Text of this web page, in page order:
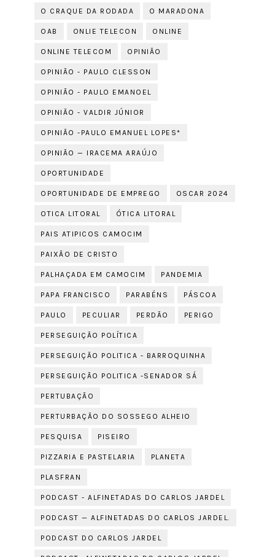
O CRAQUE DA RODADA O MARADONA
OAB ONLIE TELECON ONLINE
ONLINE TELECOM OPINIÃO
OPINIÃO - PAULO CLESSON
OPINIÃO - PAULO EMANOEL
OPINIÃO - VALDIR JÚNIOR
OPINIÃO -PAULO EMANUEL LOPES*
OPINIÃO — IRACEMA ARAÚJO
OPORTUNIDADE
OPORTUNIDADE DE EMPREGO OSCAR 2024
OTICA LITORAL ÓTICA LITORAL
PAIS ATIPICOS CAMOCIM
PAIXÃO DE CRISTO
PALHAÇADA EM CAMOCIM PANDEMIA
PAPA FRANCISCO PARABÉNS PÁSCOA
PAULO PECULIAR PERDÃO PERIGO
PERSEGUIÇÃO POLÍTICA
PERSEGUIÇÃO POLITICA - BARROQUINHA
PERSEGUIÇÃO POLITICA -SENADOR SÁ
PERTUBAÇÃO
PERTURBAÇÃO DO SOSSEGO ALHEIO
PESQUISA PISEIRO
PIZZARIA E PASTELARIA PLANETA
PLASFRAN
PODCAST - ALFINETADAS DO CARLOS JARDEL
PODCAST — ALFINETADAS DO CARLOS JARDEL.
PODCAST DO CARLOS JARDEL